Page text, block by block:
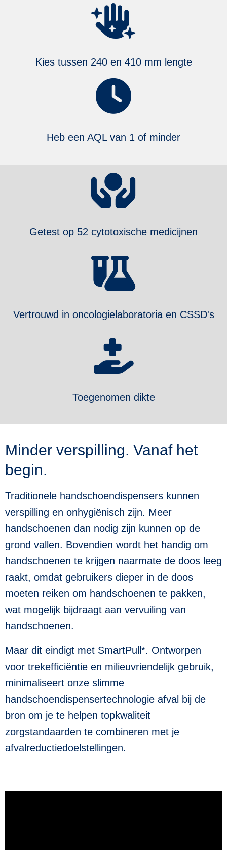
Kies tussen 240 en 410 mm lengte
Heb een AQL van 1 of minder
Getest op 52 cytotoxische medicijnen
Vertrouwd in oncologielaboratoria en CSSD's
Toegenomen dikte
Minder verspilling. Vanaf het
begin.
Traditionele handschoendispensers kunnen
verspilling en onhygiënisch zijn. Meer
handschoenen dan nodig zijn kunnen op de
grond vallen. Bovendien wordt het handig om
handschoenen te krijgen naarmate de doos leeg
raakt, omdat gebruikers dieper in de doos
moeten reiken om handschoenen te pakken,
wat mogelijk bijdraagt aan vervuiling van
handschoenen.
Maar dit eindigt met SmartPull*. Ontworpen
voor trekefficiëntie en milieuvriendelijk gebruik,
minimaliseert onze slimme
handschoendispensertechnologie afval bij de
bron om je te helpen topkwaliteit
zorgstandaarden te combineren met je
afvalreductiedoelstellingen.